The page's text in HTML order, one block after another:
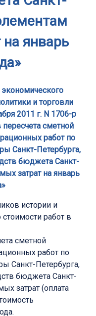
январь
и торговли
2011 г. N 1706-р
сметной
работ по
Санкт-Петербурга,
бюджета Санкт-
затрат на январь
истории и
работ в
сметной
работ по
Санкт-Петербурга,
бюджета Санкт-
затрат (оплата